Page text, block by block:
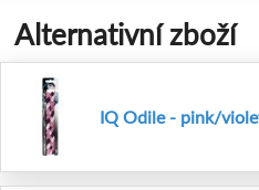
Alternativní zboží
IQ Odile - pink/